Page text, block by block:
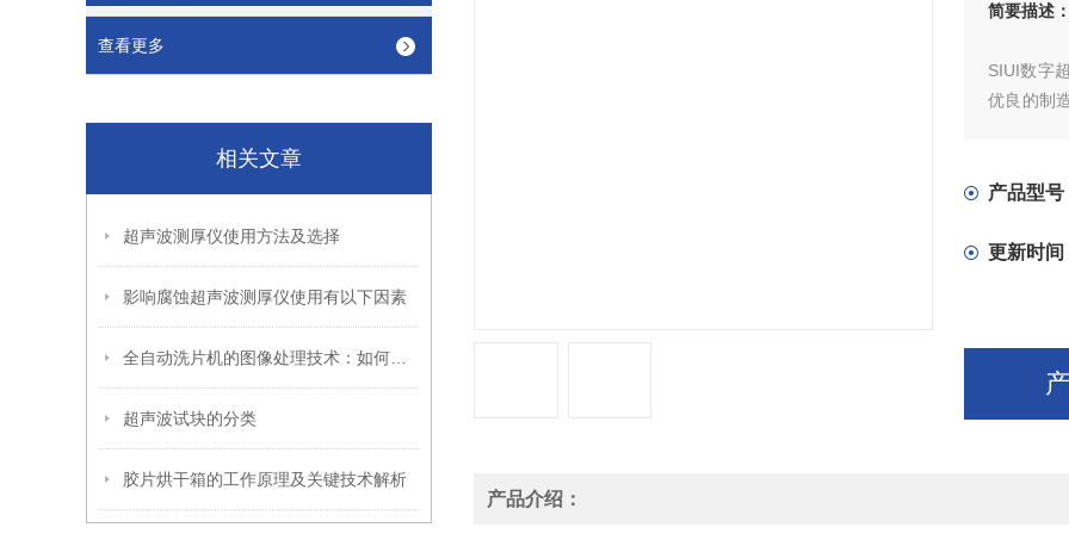
查看更多
相关文章
超声波测厚仪使用方法及选择
影响腐蚀超声波测厚仪使用有以下因素
超声波试块的分类
胶片烘干箱的工作原理及关键技术解析
简要描述
SIUI数字
优良的制
产品型号
更新时间
产品介绍：